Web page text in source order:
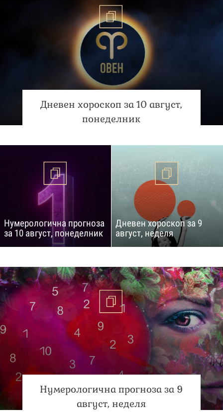
Дневен хороскоп за 10 август,
понеделник
Нумерологична прогноза
за 10 август, понеделник
Дневен хороскоп за 9
август, неделя
Нумерологична прогноза за 9
август, неделя